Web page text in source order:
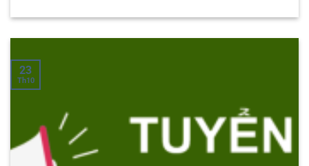
23
Th10